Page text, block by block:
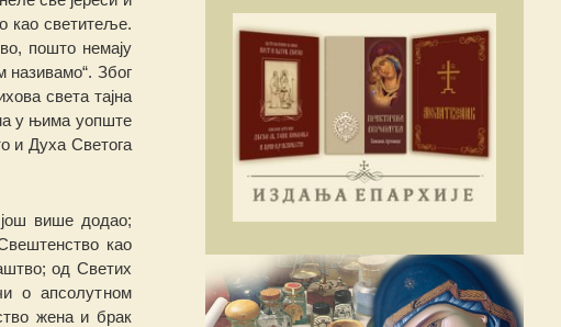
о као светитеље.
пошто немају
називамо“. Због
света тајна
у њима уопште
и Духа Светога
више додао;
као
од Светих
о апсолутном
жена и брак